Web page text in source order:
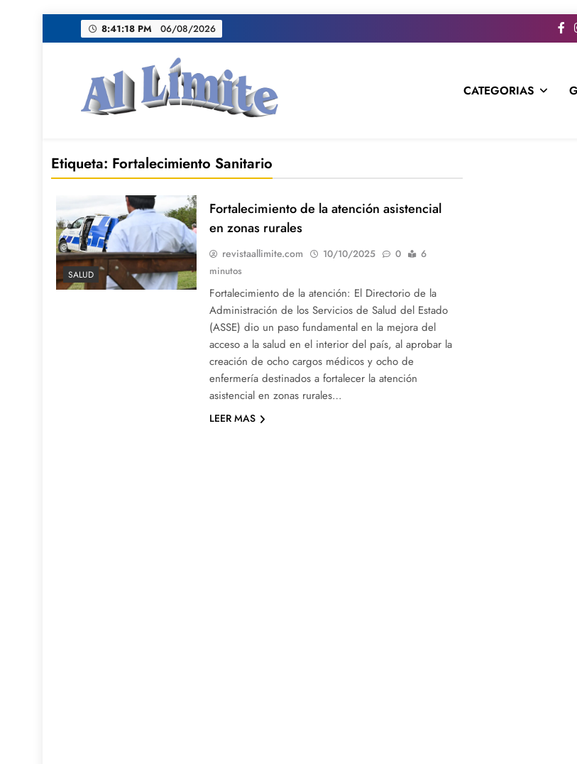
al
8:41:19 PM 06/08/2026
CATEGORIAS
Etiqueta: Fortalecimiento Sanitario
SALUD
Fortalecimiento de la atención asistencial
en zonas rurales
revistaallimite.com 10/10/2025 0
6
minutos
Fortalecimiento de la atención: El Directorio de la
Administración de los Servicios de Salud del Estado
(ASSE) dio un paso fundamental en la mejora del
acceso a la salud en el interior del país, al aprobar la
creación de ocho cargos médicos y ocho de
enfermería destinados a fortalecer la atención
asistencial en zonas rurales…
LEER MAS